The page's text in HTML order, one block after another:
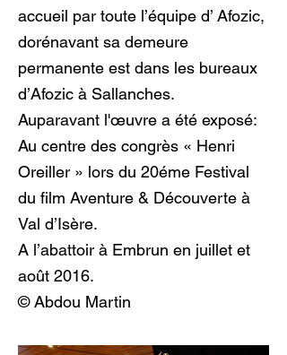
accueil par toute l’équipe d’ Afozic,
dorénavant sa demeure
permanente est dans les bureaux
d’Afozic à Sallanches.
Auparavant l'œuvre a été exposé:
Au centre des congrès « Henri
Oreiller » lors du 20éme Festival
du film Aventure & Découverte à
Val d’Isère.
A l’abattoir à Embrun en juillet et
août 2016.
© Abdou Martin